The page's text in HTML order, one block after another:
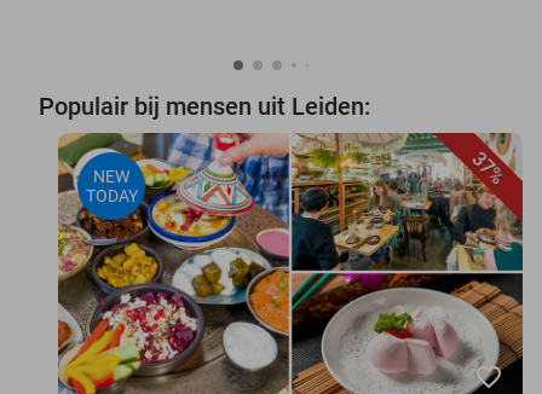
Populair bij mensen uit Leiden:
37%
NEW
TODAY
favorite_border